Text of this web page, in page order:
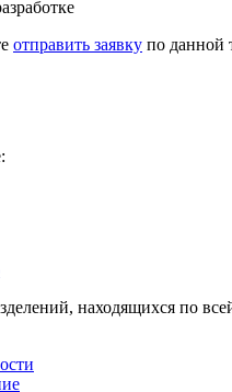
отправить заявку по данной
находящихся по